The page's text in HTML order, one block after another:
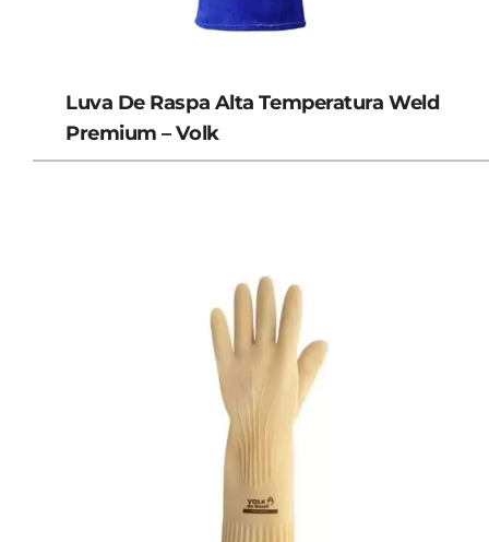
Luva De Raspa Alta Temperatura Weld
Premium – Volk